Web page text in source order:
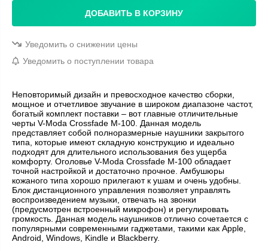
ДОБАВИТЬ В КОРЗИНУ
Уведомить о снижении цены
Уведомить о поступлении товара
Неповторимый дизайн и превосходное качество сборки,
мощное и отчетливое звучание в широком диапазоне частот,
богатый комплект поставки – вот главные отличительные
черты V-Moda Crossfade M-100. Данная модель
представляет собой полноразмерные наушники закрытого
типа, которые имеют складную конструкцию и идеально
подходят для длительного использования без ущерба
комфорту. Оголовье V-Moda Crossfade M-100 обладает
точной настройкой и достаточно прочное. Амбушюры
кожаного типа хорошо прилегают к ушам и очень удобны.
Блок дистанционного управления позволяет управлять
воспроизведением музыки, отвечать на звонки
(предусмотрен встроенный микрофон) и регулировать
громкость. Данная модель наушников отлично сочетается с
популярными современными гаджетами, такими как Apple,
Android, Windows, Kindle и Blackberry.